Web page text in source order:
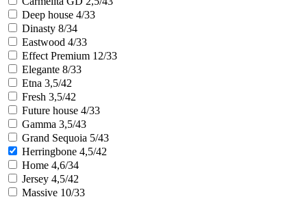
Deep house 4/33
Dinasty 8/34
Eastwood 4/33
Effect Premium 12/33
Elegante 8/33
Etna 3,5/42
Fresh 3,5/42
Future house 4/33
Gamma 3,5/43
Grand Sequoia 5/43
Herringbone 4,5/42
Home 4,6/34
Jersey 4,5/42
Massive 10/33